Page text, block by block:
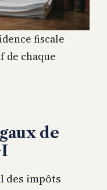
fiscale
de chaque
de
des impôts